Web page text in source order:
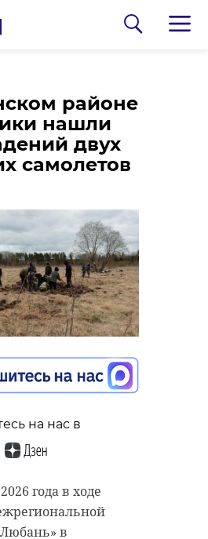
районе
нашли
двух
самолетов
на нас в
года в ходе
в
дракой на
в
на нас в
мая, на
началась
для
школы
на нас в
(Приозерский
завершается